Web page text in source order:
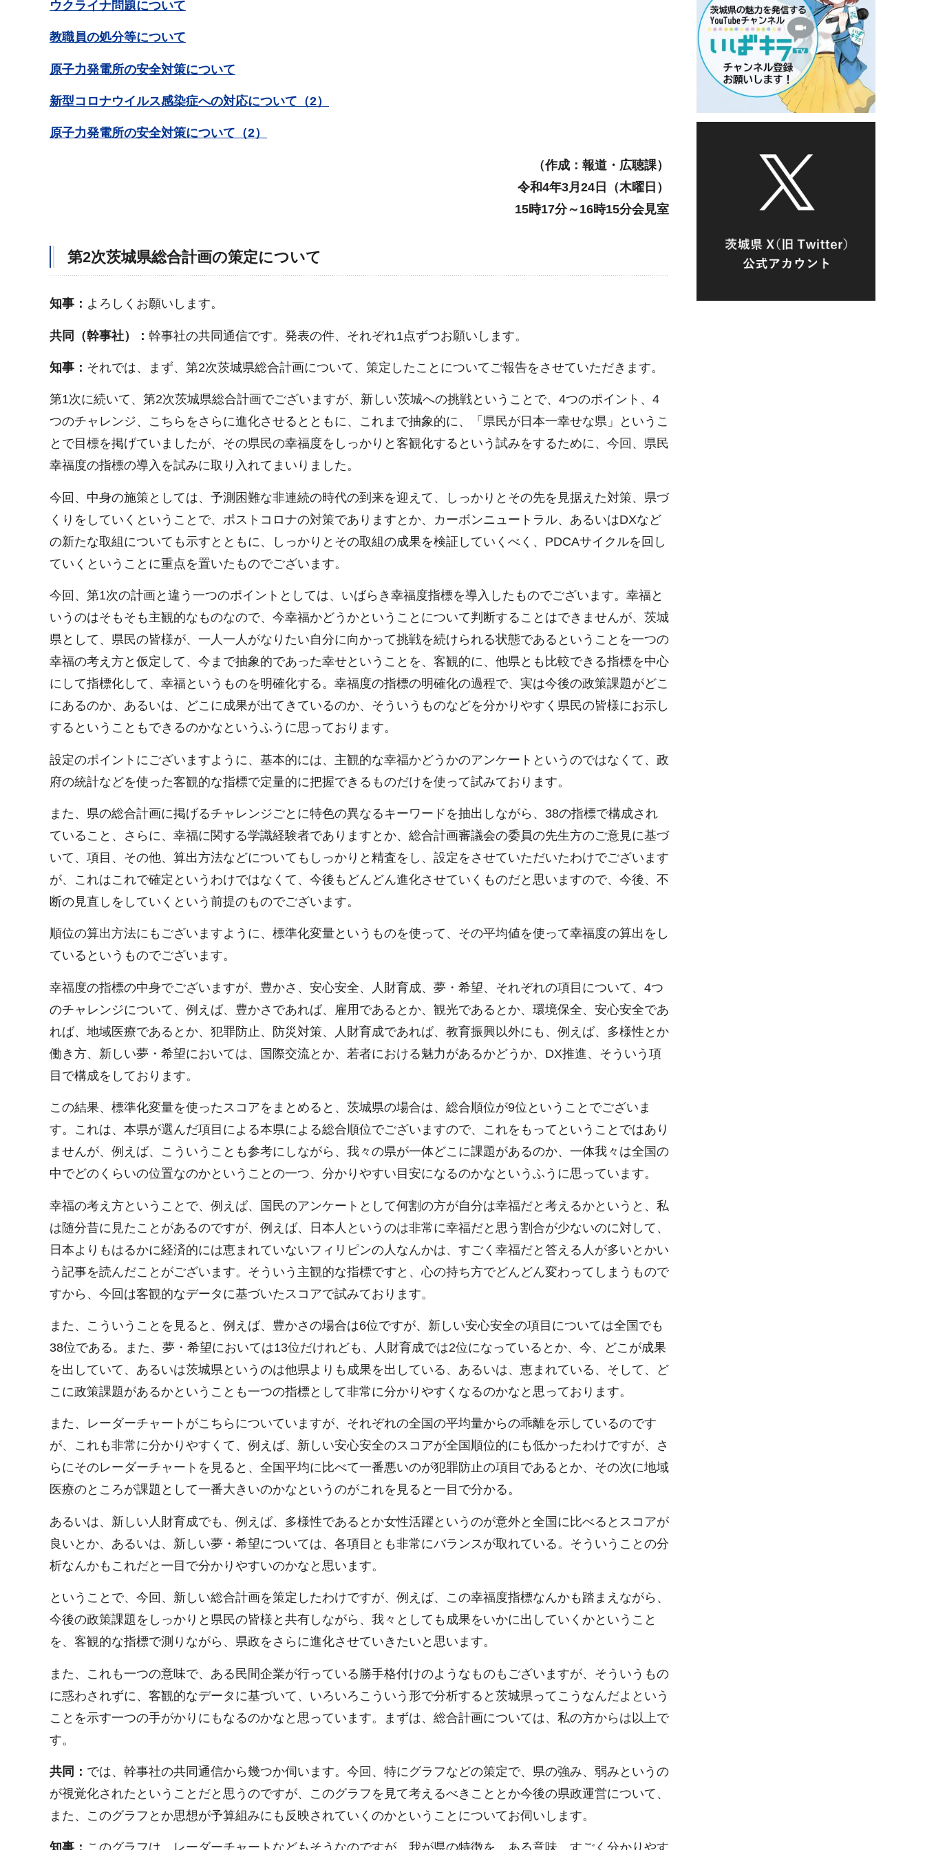
ウクライナ問題について
教職員の処分等について
原子力発電所の安全対策について
新型コロナウイルス感染症への対応について（2）
原子力発電所の安全対策について（2）
（作成：報道・広聴課）
令和4年3月24日（木曜日）
15時17分～16時15分会見室
第2次茨城県総合計画の策定について
知事： よろしくお願いします。
共同（幹事社）： 幹事社の共同通信です。発表の件、それぞれ1点ずつお願いします。
知事： それでは、まず、第2次茨城県総合計画について、策定したことについてご報告をさせていただきます。
第1次に続いて、第2次茨城県総合計画でございますが、新しい茨城への挑戦ということで、4つのポイント、4
つのチャレンジ、こちらをさらに進化させるとともに、これまで抽象的に、「県民が日本一幸せな県」というこ
とで目標を掲げていましたが、その県民の幸福度をしっかりと客観化するという試みをするために、今回、県民
幸福度の指標の導入を試みに取り入れてまいりました。
今回、中身の施策としては、予測困難な非連続の時代の到来を迎えて、しっかりとその先を見据えた対策、県づ
くりをしていくということで、ポストコロナの対策でありますとか、カーボンニュートラル、あるいはDXなど
の新たな取組についても示すとともに、しっかりとその取組の成果を検証していくべく、PDCAサイクルを回し
ていくということに重点を置いたものでございます。
今回、第1次の計画と違う一つのポイントとしては、いばらき幸福度指標を導入したものでございます。幸福と
いうのはそもそも主観的なものなので、今幸福かどうかということについて判断することはできませんが、茨城
県として、県民の皆様が、一人一人がなりたい自分に向かって挑戦を続けられる状態であるということを一つの
幸福の考え方と仮定して、今まで抽象的であった幸せということを、客観的に、他県とも比較できる指標を中心
にして指標化して、幸福というものを明確化する。幸福度の指標の明確化の過程で、実は今後の政策課題がどこ
にあるのか、あるいは、どこに成果が出てきているのか、そういうものなどを分かりやすく県民の皆様にお示し
するということもできるのかなというふうに思っております。
設定のポイントにございますように、基本的には、主観的な幸福かどうかのアンケートというのではなくて、政
府の統計などを使った客観的な指標で定量的に把握できるものだけを使って試みております。
また、県の総合計画に掲げるチャレンジごとに特色の異なるキーワードを抽出しながら、38の指標で構成され
ていること、さらに、幸福に関する学識経験者でありますとか、総合計画審議会の委員の先生方のご意見に基づ
いて、項目、その他、算出方法などについてもしっかりと精査をし、設定をさせていただいたわけでございます
が、これはこれで確定というわけではなくて、今後もどんどん進化させていくものだと思いますので、今後、不
断の見直しをしていくという前提のものでございます。
順位の算出方法にもございますように、標準化変量というものを使って、その平均値を使って幸福度の算出をし
ているというものでございます。
幸福度の指標の中身でございますが、豊かさ、安心安全、人財育成、夢・希望、それぞれの項目について、4つ
のチャレンジについて、例えば、豊かさであれば、雇用であるとか、観光であるとか、環境保全、安心安全であ
れば、地域医療であるとか、犯罪防止、防災対策、人財育成であれば、教育振興以外にも、例えば、多様性とか
働き方、新しい夢・希望においては、国際交流とか、若者における魅力があるかどうか、DX推進、そういう項
目で構成をしております。
この結果、標準化変量を使ったスコアをまとめると、茨城県の場合は、総合順位が9位ということでございま
す。これは、本県が選んだ項目による本県による総合順位でございますので、これをもってということではあり
ませんが、例えば、こういうことも参考にしながら、我々の県が一体どこに課題があるのか、一体我々は全国の
中でどのくらいの位置なのかということの一つ、分かりやすい目安になるのかなというふうに思っています。
幸福の考え方ということで、例えば、国民のアンケートとして何割の方が自分は幸福だと考えるかというと、私
は随分昔に見たことがあるのですが、例えば、日本人というのは非常に幸福だと思う割合が少ないのに対して、
日本よりもはるかに経済的には恵まれていないフィリピンの人なんかは、すごく幸福だと答える人が多いとかい
う記事を読んだことがございます。そういう主観的な指標ですと、心の持ち方でどんどん変わってしまうもので
すから、今回は客観的なデータに基づいたスコアで試みております。
また、こういうことを見ると、例えば、豊かさの場合は6位ですが、新しい安心安全の項目については全国でも
38位である。また、夢・希望においては13位だけれども、人財育成では2位になっているとか、今、どこが成果
を出していて、あるいは茨城県というのは他県よりも成果を出している、あるいは、恵まれている、そして、ど
こに政策課題があるかということも一つの指標として非常に分かりやすくなるのかなと思っております。
また、レーダーチャートがこちらについていますが、それぞれの全国の平均量からの乖離を示しているのです
が、これも非常に分かりやすくて、例えば、新しい安心安全のスコアが全国順位的にも低かったわけですが、さ
らにそのレーダーチャートを見ると、全国平均に比べて一番悪いのが犯罪防止の項目であるとか、その次に地域
医療のところが課題として一番大きいのかなというのがこれを見ると一目で分かる。
あるいは、新しい人財育成でも、例えば、多様性であるとか女性活躍というのが意外と全国に比べるとスコアが
良いとか、あるいは、新しい夢・希望については、各項目とも非常にバランスが取れている。そういうことの分
析なんかもこれだと一目で分かりやすいのかなと思います。
ということで、今回、新しい総合計画を策定したわけですが、例えば、この幸福度指標なんかも踏まえながら、
今後の政策課題をしっかりと県民の皆様と共有しながら、我々としても成果をいかに出していくかということ
を、客観的な指標で測りながら、県政をさらに進化させていきたいと思います。
また、これも一つの意味で、ある民間企業が行っている勝手格付けのようなものもございますが、そういうもの
に惑わされずに、客観的なデータに基づいて、いろいろこういう形で分析すると茨城県ってこうなんだよという
ことを示す一つの手がかりにもなるのかなと思っています。まずは、総合計画については、私の方からは以上で
す。
共同： では、幹事社の共同通信から幾つか伺います。今回、特にグラフなどの策定で、県の強み、弱みというの
が視覚化されたということだと思うのですが、このグラフを見て考えるべきこととか今後の県政運営について、
また、このグラフとか思想が予算組みにも反映されていくのかということについてお伺いします。